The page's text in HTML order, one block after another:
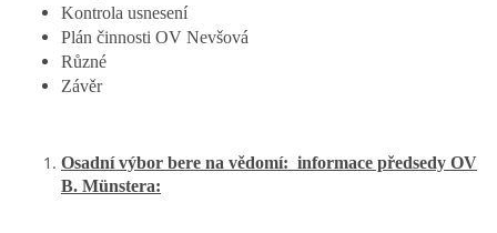
MATCH DAY
Kontrola usnesení
Plán činnosti OV Nevšová
Různé
Závěr
Osadní výbor bere na vědomí: informace předsedy OV
B. Münstera: